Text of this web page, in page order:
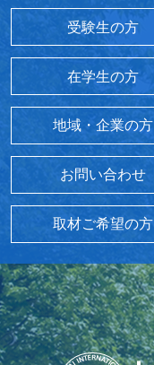
受験生の方
在学生の方
地域・企業の方
お問い合わせ
取材ご希望の方